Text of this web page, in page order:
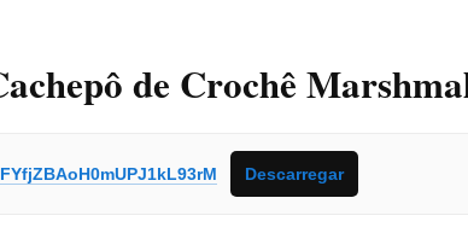
de Crochê
Descarregar